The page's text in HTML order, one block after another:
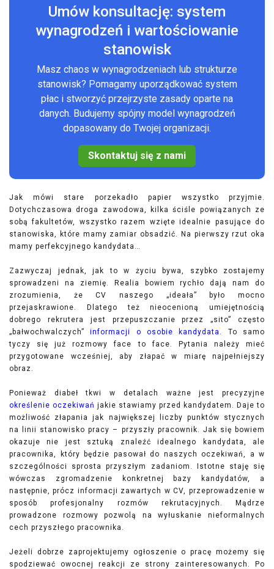
Umów konsultację: system
wynagrodzeń i wartościowanie
stanowisk
Masz chaos w wynagrodzeniach lub strukturze
stanowisk? Pomagamy uporządkować system
płac i stworzyć przejrzyste zasady oparte na
danych. Budujemy spójny model wynagrodzeń
dopasowany do Twojej organizacji.
Skontaktuj się z nami
Jak mówi stare porzekadło papier wszystko przyjmie.
Dotychczasowa droga zawodowa, kilka ściśle powiązanych ze
sobą fakultetów, wszystko razem wzięte idealnie pasujące do
stanowiska, które mamy zamiar obsadzić. Na pierwszy rzut oka
mamy perfekcyjnego kandydata…
Zazwyczaj jednak, jak to w życiu bywa, szybko zostajemy
sprowadzeni na ziemię. Realia bowiem rychło dają nam do
zrozumienia, że CV naszego „ideała” było mocno
przejaskrawione. Dlatego też nieocenioną umiejętnością
dobrego rekrutera jest przepuszczanie przez „sito” często
„bałwochwalczych”informacji o osobie kandydata . To samo
tyczy się już rozmowy face to face. Pytania należy mieć
przygotowane wcześniej, aby złapać w miarę najpełniejszy
obraz.
Ponieważ diabeł tkwi w detalach ważne jest precyzyjne
określenie oczekiwań jakie stawiamy przed kandydatem. Daje to
możliwość złapania jak największej liczby punktów stycznych
na linii stanowisko pracy – przyszły pracownik. Jak się bowiem
okazuje nie jest sztuką znaleźć idealnego kandydata, ale
pracownika, który będzie pasował do naszych oczekiwań, a w
szczególności sprosta przyszłym zadaniom. Istotne staję się
wówczas zgromadzenie konkretnej bazy kandydatów, a
następnie, prócz informacji zawartych w CV, przeprowadzenie w
sposób profesjonalny rozmów rekrutacyjnych. Mądrze
prowadzone rozmowy pozwolą na wyłuskanie nieformalnych
cech przyszłego pracownika.
Jeżeli dobrze zaprojektujemy ogłoszenie o pracę możemy się
spodziewać owocnej reakcji ze strony zainteresowanych. Po